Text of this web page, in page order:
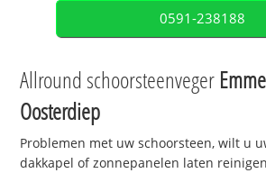
0591-238188
Allround schoorsteenveger
Oosterdiep
Problemen met uw schoorsteen, wilt u
dakkapel of zonnepanelen laten